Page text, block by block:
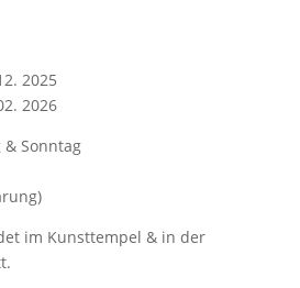
2025
2026
& Sonntag
im Kunsttempel & in der